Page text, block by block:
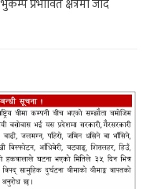
भुकम्प प्रभावित क्षेत्रमा जादैं